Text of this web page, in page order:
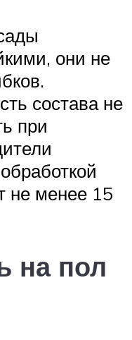
они не
состава не
при
не менее 15
на пол